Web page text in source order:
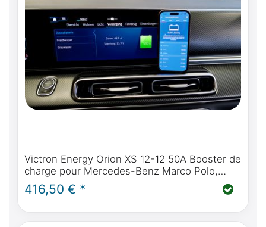
Victron Energy Orion XS 12-12 50A Booster de
charge pour Mercedes-Benz Marco Polo,
Horizon, Activity
416,50 € *